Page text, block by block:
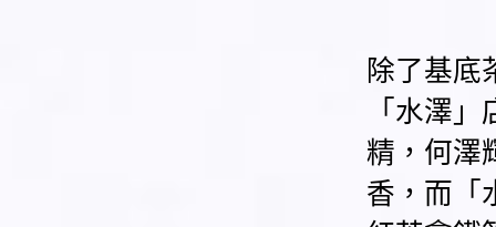
除了基底
「水澤
精，何澤
香，而「